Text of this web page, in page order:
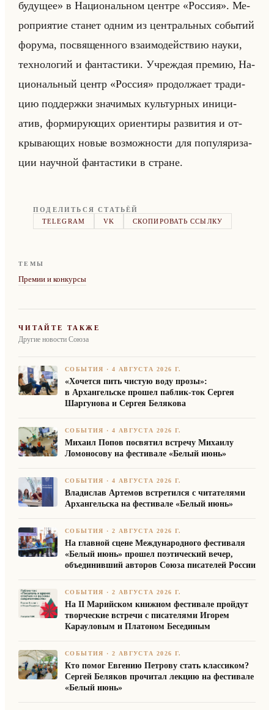
будущее» в На­ци­ональном цен­тре «Россия». Ме­
ро­при­ятие ста­нет одним из цен­тральных со­бы­тий
фо­ру­ма, по­свя­щен­но­го вза­имо­действию науки,
тех­но­ло­гий и фан­та­сти­ки. Учре­ждая пре­мию, На­
ци­ональный центр «Россия» про­дол­жа­ет тра­ди­
цию под­держ­ки зна­чи­мых культур­ных ини­ци­
атив, фор­ми­ру­ющих ори­ен­ти­ры раз­ви­тия и от­
кры­ва­ющих новые воз­мож­но­сти для по­пу­ля­ри­за­
ции на­уч­ной фан­та­сти­ки в стране.
ПОДЕЛИТЬСЯ СТАТЬЁЙ
TELEGRAM
VK СКОПИРОВАТЬ ССЫЛКУ
ТЕМЫ
Премии и конкурсы
ЧИТАЙТЕ ТАКЖЕ
Другие новости Союза
СОБЫТИЯ ·4 АВГУСТА 2026 Г.
«Хочется пить чистую воду прозы»:
в Архангельске прошел паблик-ток Сергея
Шаргунова и Сергея Белякова
СОБЫТИЯ ·4 АВГУСТА 2026 Г.
Михаил Попов посвятил встречу Михаилу
Ломоносову на фестивале «Белый июнь»
СОБЫТИЯ ·4 АВГУСТА 2026 Г.
Владислав Артемов встретился с читателями
Архангельска на фестивале «Белый июнь»
СОБЫТИЯ ·2 АВГУСТА 2026 Г.
На главной сцене Международного фестиваля
«Белый июнь» прошел поэтический вечер,
объединивший авторов Союза писателей России
СОБЫТИЯ ·2 АВГУСТА 2026 Г.
На II Марийском книжном фестивале пройдут
творческие встречи с писателями Игорем
Карауловым и Платоном Бесединым
СОБЫТИЯ ·2 АВГУСТА 2026 Г.
Кто помог Евгению Петрову стать классиком?
Сергей Беляков прочитал лекцию на фестивале
«Белый июнь»